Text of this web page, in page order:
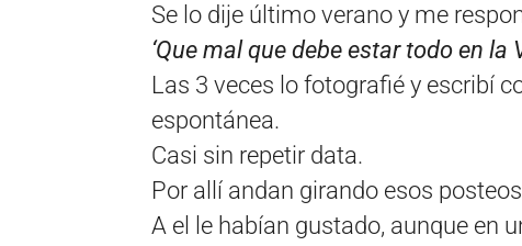
Se lo dije último verano y me
‘Que mal que debe estar todo en la
Las 3 veces lo fotografié y escribí
espontánea.
Casi sin repetir data.
Por allí andan girando esos
A el le habían gustado, aunque en